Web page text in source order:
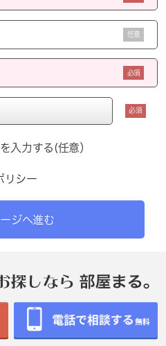
任意
必須
必須
入力する(任意）
リシー
ジへ進む